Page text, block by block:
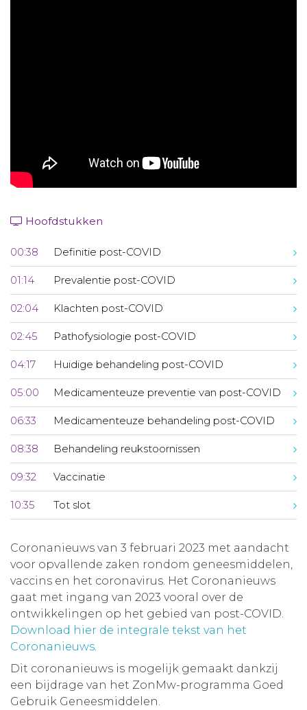
Hoofdstukken
00:38 Definitie post-COVID
01:14 Prevalentie post-COVID
02:04 Klachten post-COVID
02:45 Pathofysiologie post-COVID
04:17 Huidige behandeling post-COVID
05:00 Medicamenteuze preventie van post-COVID
06:33 Medicamenteuze behandeling post-COVID
08:38 Behandeling reukstoornissen
09:32 Vaccinatie
10:35 Tot slot
Coronanieuws van 3 februari 2023 met aandacht
voor opvallende zaken rondom geneesmiddelen,
vaccins en het coronavirus. Het Coronanieuws
gaat met ingang van 2023 vooral over de
ontwikkelingen op het gebied van post-COVID.
Download hier de integrale tekst van het
Coronanieuws.
Dit coronanieuws is mogelijk gemaakt dankzij
een bijdrage van het ZonMw-programma Goed
Gebruik Geneesmiddelen.